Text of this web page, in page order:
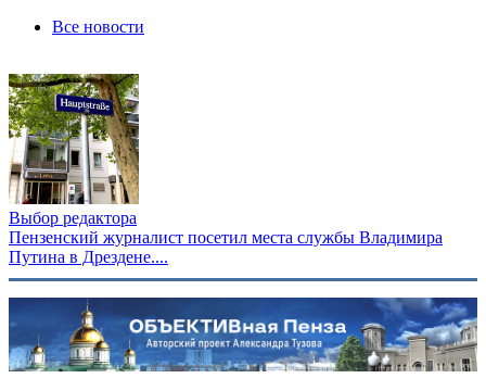
Все новости
Выбор редактора
Пензенский журналист посетил места службы Владимира
Путина в Дрездене....